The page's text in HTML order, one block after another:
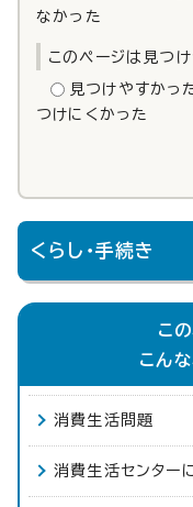
なかった
このページは見つ
見つけやすかっ
つけにくかった
くらし・手続き
こ
こん
消費生活問題
消費生活センター